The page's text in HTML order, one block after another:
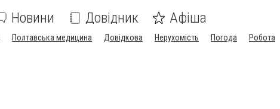
Новини Довідник Афіша
Полтавська медицина Довідкова Нерухомість Погода Робота